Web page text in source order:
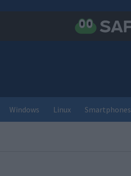
Windows Linux Smartphones